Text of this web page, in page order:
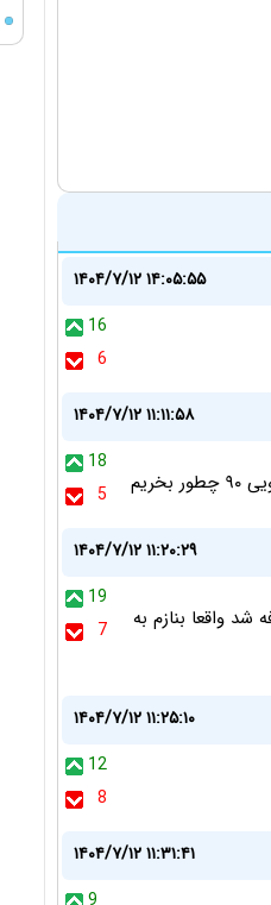
۱۴۰۴/۷/۱۲ ۱۴:۰۵:۵۵
16
6
۱۴۰۴/۷/۱۲ ۱۱:۱۱:۵۸
18
5
۱۴۰۴/۷/۱۲ ۱۱:۲۰:۲۹
19
7
واقعا بنازم به
۱۴۰۴/۷/۱۲ ۱۱:۲۵:۱۰
12
8
۱۴۰۴/۷/۱۲ ۱۱:۳۱:۴۱